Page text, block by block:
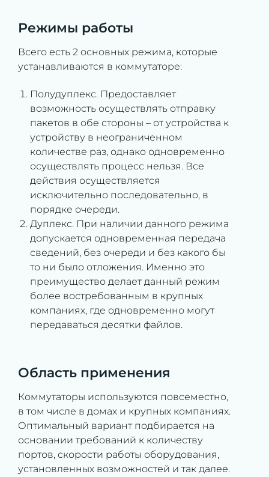
Режимы работы
Всего есть 2 основных режима, которые
устанавливаются в коммутаторе:
Полудуплекс. Предоставляет
возможность осуществлять отправку
пакетов в обе стороны – от устройства к
устройству в неограниченном
количестве раз, однако одновременно
осуществлять процесс нельзя. Все
действия осуществляется
исключительно последовательно, в
порядке очереди.
Дуплекс. При наличии данного режима
допускается одновременная передача
сведений, без очереди и без какого бы
то ни было отложения. Именно это
преимущество делает данный режим
более востребованным в крупных
компаниях, где одновременно могут
передаваться десятки файлов.
Область применения
Коммутаторы используются повсеместно,
в том числе в домах и крупных компаниях.
Оптимальный вариант подбирается на
основании требований к количеству
портов, скорости работы оборудования,
установленных возможностей и так далее.